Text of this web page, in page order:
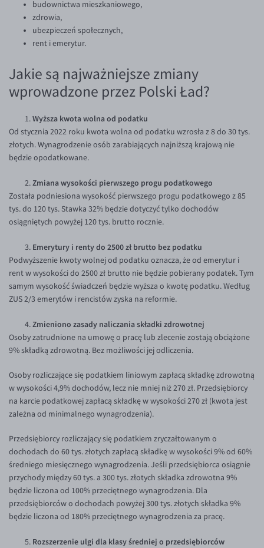
EUR/USD
EUR/GBP
EUR/CZK
EUR/DKK
EUR/NOK
EUR/SEK
EUR/AUD
EUR/CAD
EUR/CNY
EUR/HUF
EUR/ILS
EUR/JPY
EUR/RON
EUR/SGD
EUR/ZAR
GBP/USD
GBP/CHF
budownictwa mieszkaniowego,
zdrowia,
ubezpieczeń społecznych,
rent i emerytur.
Jakie są najważniejsze zmiany
wprowadzone przez Polski Ład?
Wyższa kwota wolna od podatku
Od stycznia 2022 roku kwota wolna od podatku wzrosła z 8 do 30 tys.
złotych. Wynagrodzenie osób zarabiających najniższą krajową nie
będzie opodatkowane.
Zmiana wysokości pierwszego progu podatkowego
Została podniesiona wysokość pierwszego progu podatkowego z 85
tys. do 120 tys. Stawka 32% będzie dotyczyć tylko dochodów
osiągniętych powyżej 120 tys. brutto rocznie.
Emerytury i renty do 2500 zł brutto bez podatku
Podwyższenie kwoty wolnej od podatku oznacza, że od emerytur i
rent w wysokości do 2500 zł brutto nie będzie pobierany podatek. Tym
samym wysokość świadczeń będzie wyższa o kwotę podatku. Według
ZUS 2/3 emerytów i rencistów zyska na reformie.
Zmieniono zasady naliczania składki zdrowotnej
Osoby zatrudnione na umowę o pracę lub zlecenie zostają obciążone
9% składką zdrowotną. Bez możliwości jej odliczenia.
Osoby rozliczające się podatkiem liniowym zapłacą składkę zdrowotną
w wysokości 4,9% dochodów, lecz nie mniej niż 270 zł. Przedsiębiorcy
na karcie podatkowej zapłacą składkę w wysokości 270 zł (kwota jest
zależna od minimalnego wynagrodzenia).
Przedsiębiorcy rozliczający się podatkiem zryczałtowanym o
dochodach do 60 tys. złotych zapłacą składkę w wysokości 9% od 60%
średniego miesięcznego wynagrodzenia. Jeśli przedsiębiorca osiągnie
przychody między 60 tys. a 300 tys. złotych składka zdrowotna 9%
będzie liczona od 100% przeciętnego wynagrodzenia. Dla
przedsiębiorców o dochodach powyżej 300 tys. złotych składka 9%
będzie liczona od 180% przeciętnego wynagrodzenia za pracę.
Rozszerzenie ulgi dla klasy średniej o przedsiębiorców
Walutomat.pl. Więcej informacji o tym jak przetwarzamy dane
osobowe znajdziesz w